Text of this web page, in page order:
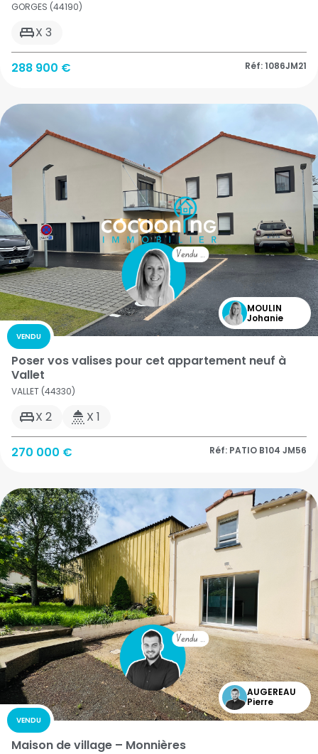
GORGES (44190)
X 3
288 900 € Réf: 1086JM21
Poser vos valises pour cet appartement neuf à
Vallet
VALLET (44330)
X 2 X 1
270 000 € Réf: PATIO B104 JM56
VENDU
MOULIN
Johanie
Maison de village – Monnières
VENDU
AUGEREAU
Pierre